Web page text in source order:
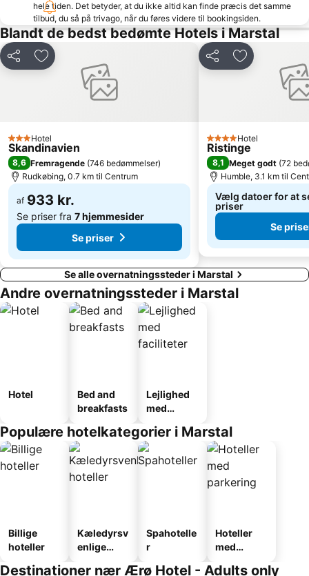
hele tiden. Det betyder, at du ikke altid kan finde præcis det samme
tilbud, du så på trivago, når du føres videre til bookingsiden.
Blandt de bedst bedømte Hotels i Marstal
Del Føj til favoritter
3 Stjerner
Hotel
Skandinavien
8,6 Fremragende (746 bedømmelser)
Rudkøbing, 0.7 km til Centrum
af 933 kr.
Se priser fra 7 hjemmesider
Se priser
Del Føj til
4 Stjerner
Hotel
Ristinge
8,1 Meget godt (72
Humble, 3.1 km til
Vælg datoer for at
priser
Se
Se alle overnatningssteder i Marstal
Andre overnatningssteder i Marstal
Hotel
Bed and
breakfasts
Lejlighed
med
Populære hotelkategorier i Marstal
Billige
hoteller
Kæledyrsv
enlige
Spahotelle
r
Hoteller
med
Destinationer nær Ærø Hotel - Adults only